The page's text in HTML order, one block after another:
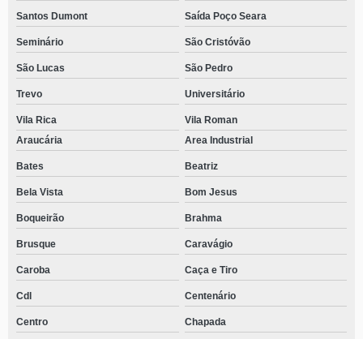
Santos Dumont Saída Poço Seara
Seminário São Cristóvão
São Lucas São Pedro
Trevo Universitário
Vila Rica
Vila Roman
Araucária
Area Industrial
Bates Beatriz
Bela Vista Bom Jesus
Boqueirão Brahma
Brusque Caravágio
Caroba Caça e Tiro
Cdl Centenário
Centro Chapada